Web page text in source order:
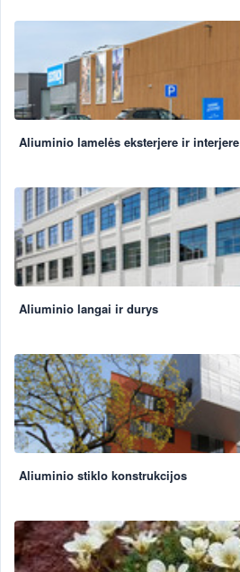
Aliuminio lamelės eksterjere ir interjere
Aliuminio langai ir durys
Aliuminio stiklo konstrukcijos